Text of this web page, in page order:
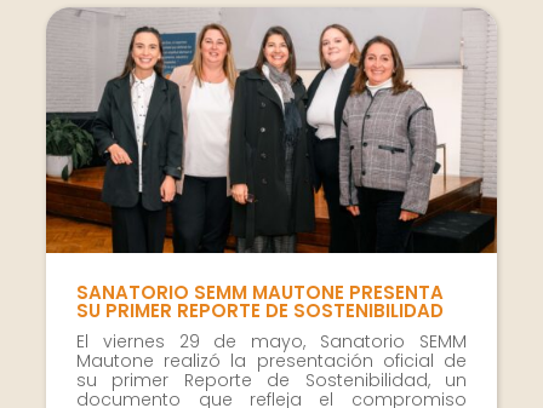
SANATORIO SEMM MAUTONE PRESENTA
SU PRIMER REPORTE DE SOSTENIBILIDAD
El viernes 29 de mayo, Sanatorio SEMM
Mautone realizó la presentación oficial de
su primer Reporte de Sostenibilidad, un
documento que refleja el compromiso
intereses y
comportamiento
mientras visitas
nuestro sitio,
aumentas la
posibilidad de
ver contenido y
ofertas
personalizados.